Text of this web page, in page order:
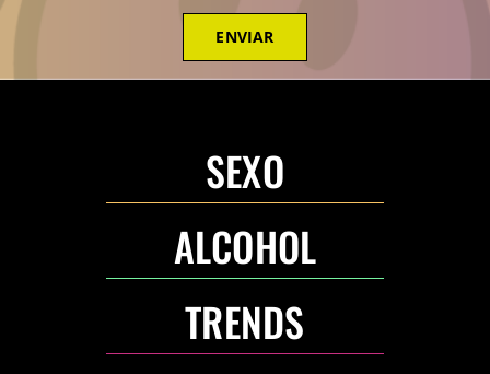
ENVIAR
SEXO
ALCOHOL
TRENDS